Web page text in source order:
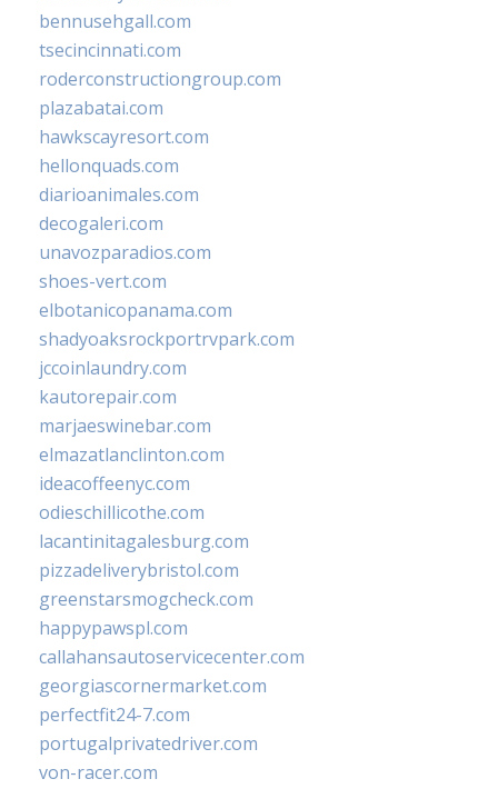
bennusehgall.com
tsecincinnati.com
roderconstructiongroup.com
plazabatai.com
hawkscayresort.com
hellonquads.com
diarioanimales.com
decogaleri.com
unavozparadios.com
shoes-vert.com
elbotanicopanama.com
shadyoaksrockportrvpark.com
jccoinlaundry.com
kautorepair.com
marjaeswinebar.com
elmazatlanclinton.com
ideacoffeenyc.com
odieschillicothe.com
lacantinitagalesburg.com
pizzadeliverybristol.com
greenstarsmogcheck.com
happypawspl.com
callahansautoservicecenter.com
georgiascornermarket.com
perfectfit24-7.com
portugalprivatedriver.com
von-racer.com